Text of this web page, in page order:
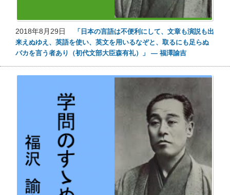
2018年8月29日
「日本の言語は不便利にして、文章も演説も出
来えぬゆえ、英語を使い、英文を用いるなぞと、取るにも足らぬ
バカを言う者あり（初代文部大臣森有礼）」 ― 福澤諭吉